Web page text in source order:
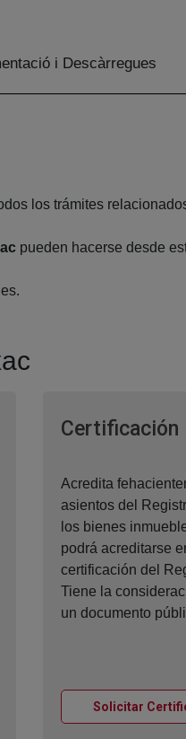
i Descàrregues
los trámites
pueden hacerse desde
Certificación
Acredita
asientos del
los bienes
podrá acreditarse
certificación del
Tiene la
un documento
Solicitar